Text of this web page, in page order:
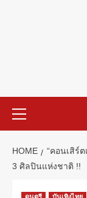
HOME
“คอนเสิร์
3 ศิลปินแห่งชาติ !!